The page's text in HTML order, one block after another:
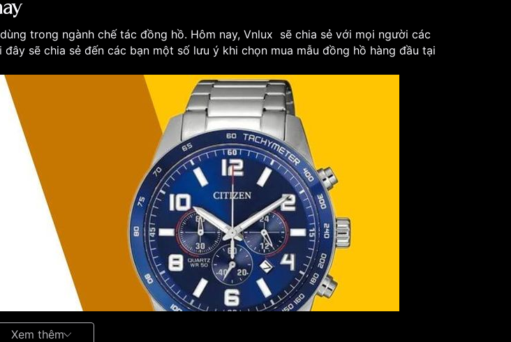
trong ngành chế tác đồng hồ. Hôm nay, Vnlux sẽ chia sẻ với mọi người các
sẽ chia sẻ đến các bạn một số lưu ý khi chọn mua mẫu đồng hồ hàng đầu tại
Xem thêm